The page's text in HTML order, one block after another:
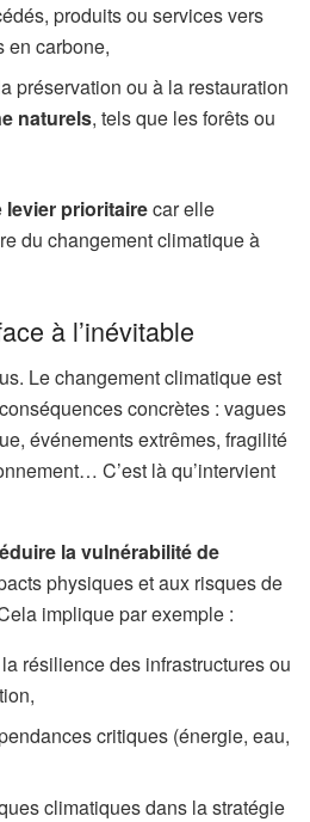
produits ou services vers
en carbone,
préservation ou à la restauration
naturels, tels que les forêts ou
levier prioritairecar elle
du changement climatique à
à l’inévitable
Le changement climatique est
concrètes : vagues
événements extrêmes, fragilité
C’est là qu’intervient
la vulnérabilité de
physiques et aux risques de
implique par exemple :
résilience des infrastructures ou
critiques (énergie, eau,
climatiques dans la stratégie